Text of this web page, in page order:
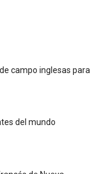
campo inglesas para
del mundo